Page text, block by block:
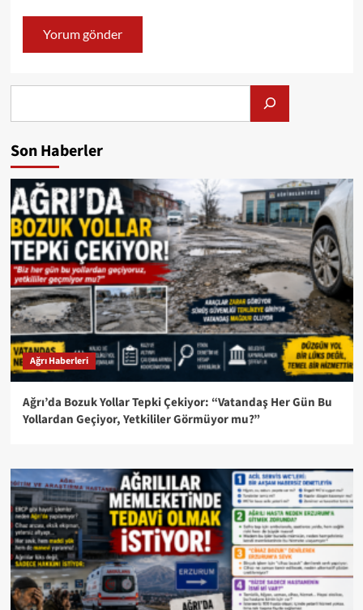
Son Haberler
Ağrı Haberleri
Ağrı’da Bozuk Yollar Tepki Çekiyor: “Vatandaş Her Gün Bu
Yollardan Geçiyor, Yetkililer Görmüyor mu?”